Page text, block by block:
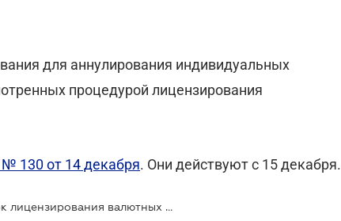
для аннулирования индивидуальных
процедурой лицензирования
130 от 14 декабря. Они действуют с 15 декабря.
Нацбанк внес изменения в порядок лицензирования валютных переводов